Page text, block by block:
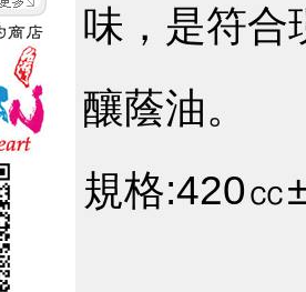
味，是符合
釀蔭油。
規格:420㏄